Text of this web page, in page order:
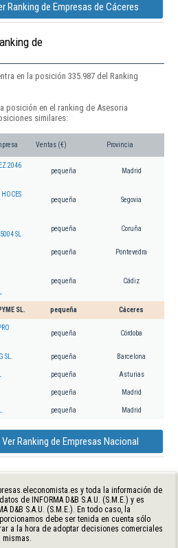
Ranking de Empresas de Cáceres
de
en la posición 335.987 del Ranking
posición en el ranking de Asesoria
similares:
Ventas (€) Provincia
2046
pequeña Madrid
pequeña Segovia
SL
pequeña Coruña
pequeña Pontevedra
pequeña Cádiz
SL. pequeña Cáceres
pequeña Córdoba
SL. pequeña Barcelona
pequeña Asturias
pequeña Madrid
pequeña Madrid
Ver Ranking de Empresas Nacional
y toda la información de
de INFORMA D&B S.A.U. (S.M.E.) y es
D&B S.A.U. (S.M.E.). En todo caso, la
debe ser tenida en cuenta sólo
a la hora de adoptar decisiones comerciales